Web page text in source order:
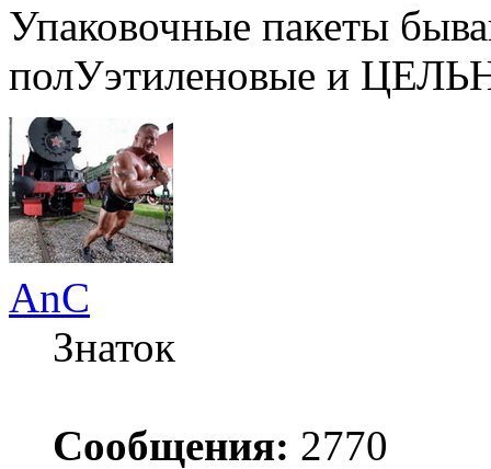
Упаковочные пакеты
полУэтиленовые и
AnC
Знаток
Сообщения: 2770